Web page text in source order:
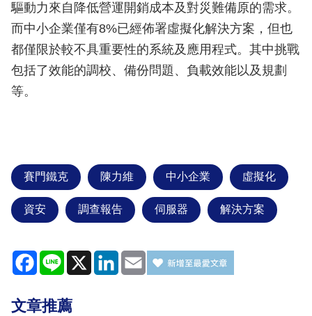
驅動力來自降低營運開銷成本及對災難備原的需求。
而中小企業僅有8%已經佈署虛擬化解決方案，但也
都僅限於較不具重要性的系統及應用程式。其中挑戰
包括了效能的調校、備份問題、負載效能以及規劃
等。
賽門鐵克 陳力維 中小企業 虛擬化
資安 調查報告 伺服器 解決方案
Facebook
Line X LinkedIn
Email
文章推薦